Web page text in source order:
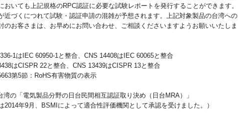
おいても上記規格のRPC認証に必要な試験レポートを発行することができます。
近づくにつれて試験・認証申請の混雑が予想されます。上記対象製品の台湾への
のお客さまは、お早めにお問い合わせ、ご相談くださいますようお願いいたしま
1はIEC 60950-1と整合、CNS 14408はIEC 60065と整合
はCISPR 22と整合、CNS 13439はCISPR 13と整合
第5節：RoHS有害物質の表示
湾の「電気製品分野の日台民間相互認証取り決め（日台MRA）」
2014年9月、BSMIによって適合性評価機関として承認を受けました。）